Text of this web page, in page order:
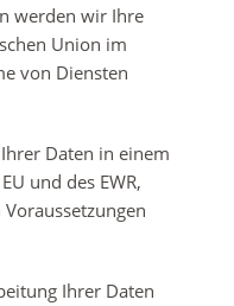
werden wir Ihre
Union im
von Diensten
Daten in einem
und des EWR,
Ihrer Daten